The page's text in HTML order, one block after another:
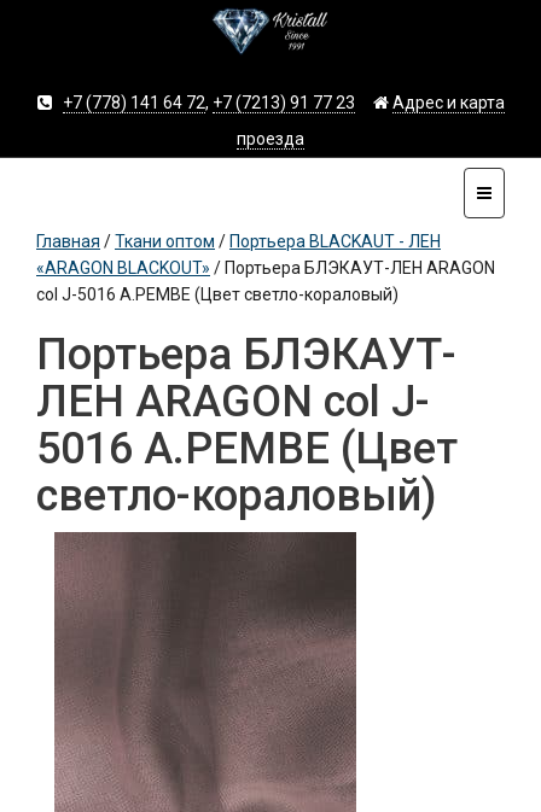
+7 (778) 141 64 72, +7 (7213) 91 77 23
Адрес и карта
проезда
Главная /Ткани оптом / Портьера BLACKAUT - ЛЕН
«ARAGON BLACKOUT» / Портьера БЛЭКАУТ-ЛЕН ARAGON
col J-5016 A.PEMBE (Цвет светло-кораловый)
Портьера БЛЭКАУТ-
ЛЕН ARAGON col J-
5016 A.PEMBE (Цвет
светло-кораловый)